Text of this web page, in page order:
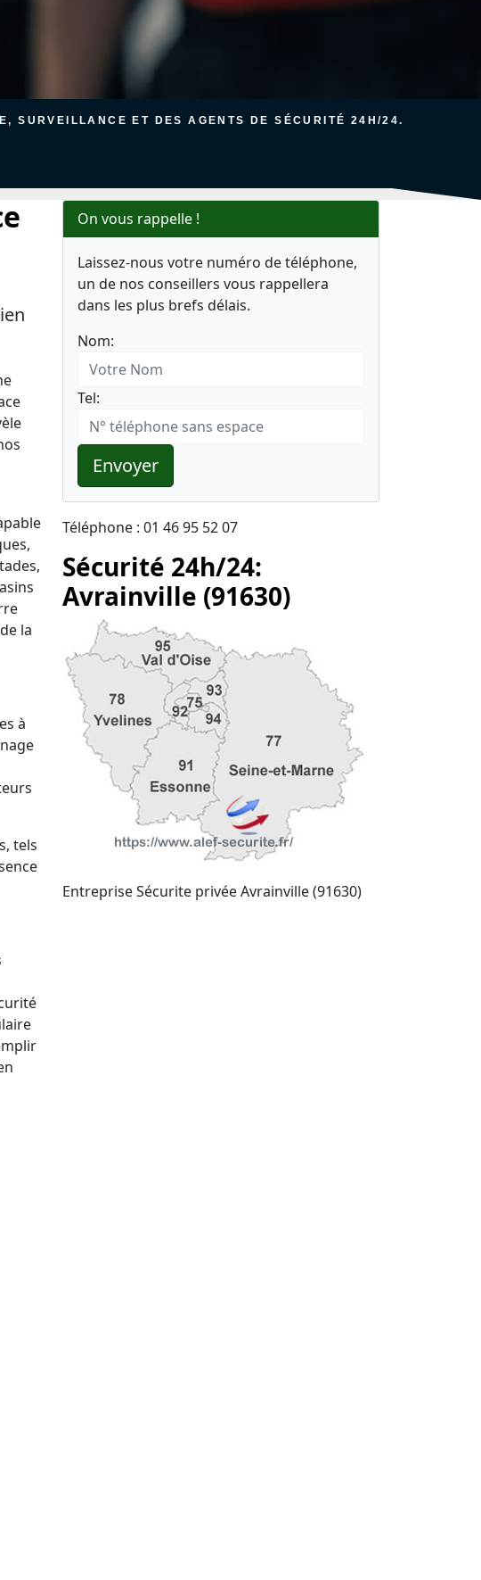
SURVEILLANCE ET DES AGENTS DE SÉCURITÉ 24H/24.
la
à
tels
On vous rappelle !
Laissez-nous votre numéro de téléphone,
un de nos conseillers vous rappellera
dans les plus brefs délais.
Nom:
Tel:
Envoyer
Téléphone : 01 46 95 52 07
Sécurité 24h/24:
Avrainville (91630)
Entreprise Sécurite privée Avrainville (91630)